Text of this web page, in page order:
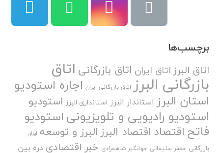
برچسب‌ها
اتاق البرزاتاق ایران اتاق بازرگانی اتاق
بازرگانی البرز اتاق بازرگانی ایران اجاره استودیو
استان البرز استاندار البرز استانداری البرز استودیو
استودیو رادیویی و تلویزیونیاستودیو
فاتح اقتصاد اقتصاد البرزالبرز و توسعه ایران
بازرگانی جعفر سلیمانی جهانگیر شاهمرادی خبر اقتصادی ذره بین